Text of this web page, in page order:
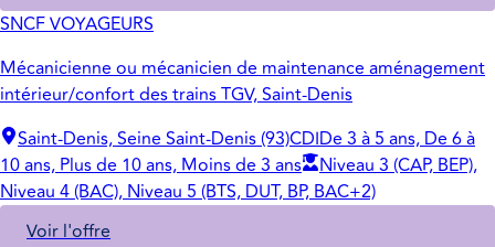
SNCF VOYAGEURS
Mécanicienne ou mécanicien de maintenance aménagement
intérieur/confort des trains TGV, Saint-Denis
Saint-Denis, Seine Saint-Denis (93)CDIDe 3 à 5 ans, De 6 à
10 ans, Plus de 10 ans, Moins de 3 ans
Niveau 3 (CAP, BEP),
Niveau 4 (BAC), Niveau 5 (BTS, DUT, BP, BAC+2)
Voir l'offre